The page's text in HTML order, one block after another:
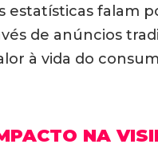
estatísticas falam
de anúncios
à vida do
NA